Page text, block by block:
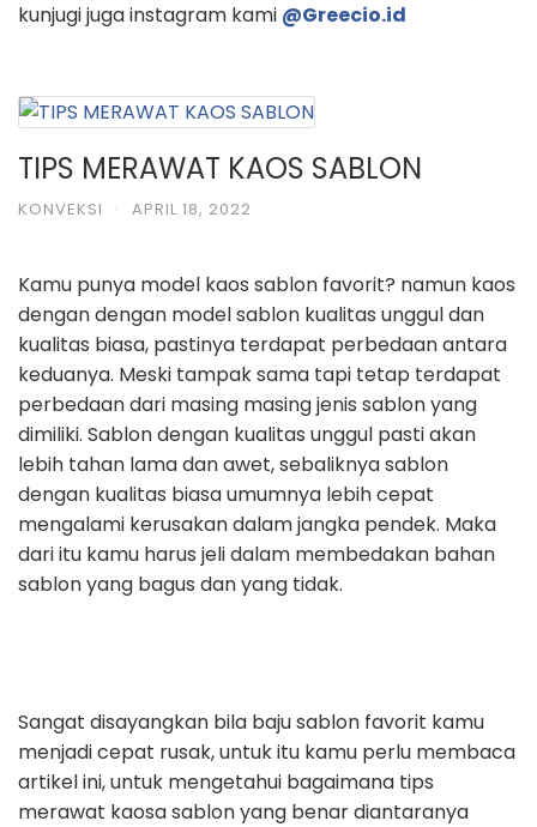
kunjugi jugainstagram kami @Greecio.id
TIPS MERAWAT KAOS SABLON
KONVEKSI · APRIL 18, 2022
Kamu punya model kaos sablon favorit? namun kaos
dengan dengan modelsablon kualitas unggul dan
kualitas biasa, pastinya terdapat perbedaan antara
keduanya. Meski tampak sama tapi tetap terdapat
perbedaan dari masing masingjenis sablon yang
dimiliki. Sablon dengan kualitas unggul pasti akan
lebih tahan lama dan awet, sebaliknyasablon
dengan kualitas biasa umumnya lebih cepat
mengalami kerusakan dalamjangka pendek. Maka
dari itu kamu harus jeli dalam membedakan bahan
sablonyang bagus dan yang tidak.
Sangat disayangkan bila baju sablon favorit kamu
menjadi cepat rusak, untukitu kamu perlu membaca
artikel ini, untuk mengetahui bagaimana tips
merawat kaosa sablon yang benar diantaranya